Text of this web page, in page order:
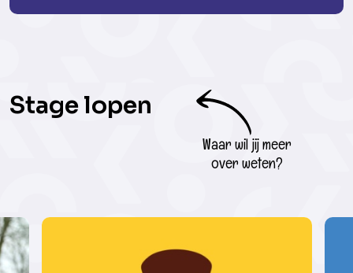
Stage lopen
Waar wil jij meer
over weten?